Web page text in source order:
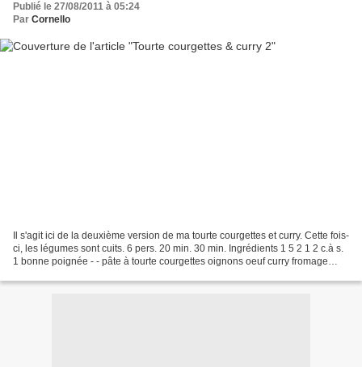
Publié le 27/08/2011 à 05:24
Par Cornello
Il s'agit ici de la deuxième version de ma tourte courgettes et curry. Cette fois-
ci, les légumes sont cuits. 6 pers. 20 min. 30 min. Ingrédients 1 5 2 1 2 c.à s.
1 bonne poignée - - pâte à tourte courgettes oignons oeuf curry fromage